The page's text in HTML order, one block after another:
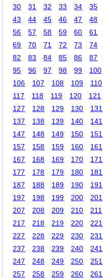
30
31 32 33 34 35
43
44 45 46 47 48
56
57 58 59 60 61
69
70 71 72 73 74
82
83 84 85 86 87
95
96 97 98 99 100
106
107 108 109 110
117
118 119 120 121
127
128 129 130 131
137
138 139 140 141
147
148 149 150 151
157
158 159 160 161
167
168 169 170 171
177
178 179 180 181
187
188 189 190 191
197
198 199 200 201
207
208 209 210 211
217
218 219 220 221
227
228 229 230 231
237
238 239 240 241
247
248 249 250 251
257
258 259 260 261